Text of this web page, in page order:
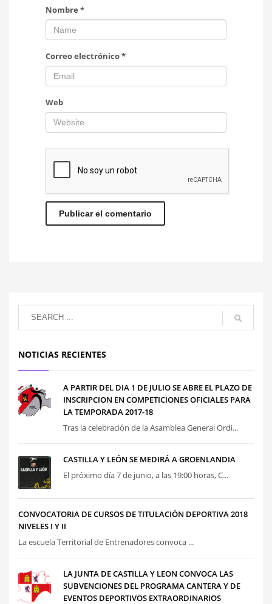
Nombre *
Correo electrónico*
Web
NOTICIAS RECIENTES
A PARTIR DEL DIA 1 DE JULIO SE ABRE EL PLAZO DE
INSCRIPCION EN COMPETICIONES OFICIALES PARA
LA TEMPORADA 2017-18
Tras la celebración de la Asamblea General Ordi...
CASTILLA Y LEÓN SE MEDIRÁ A GROENLANDIA
El próximo día 7 de junio, a las 19:00 horas, C...
CONVOCATORIA DE CURSOS DE TITULACIÓN DEPORTIVA 2018
NIVELES I Y II
La escuela Territorial de Entrenadores convoca ...
LA JUNTA DE CASTILLA Y LEON CONVOCA LAS
SUBVENCIONES DEL PROGRAMA CANTERA Y DE
EVENTOS DEPORTIVOS EXTRAORDINARIOS